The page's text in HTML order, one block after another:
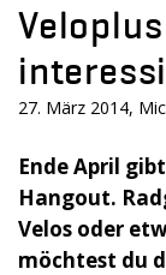
27. März 2014,
Ende April
Hangout.
Velos oder
möchtest du